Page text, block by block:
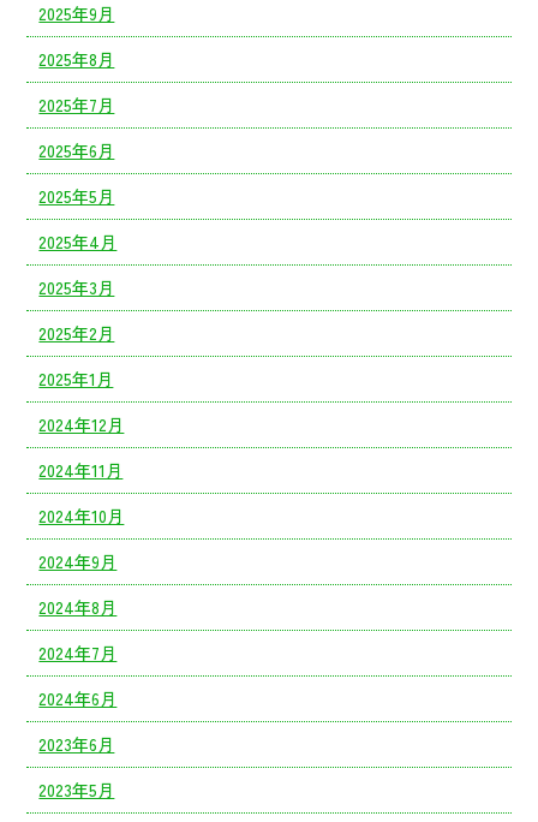
2025年9月
2025年8月
2025年7月
2025年6月
2025年5月
2025年4月
2025年3月
2025年2月
2025年1月
2024年12月
2024年11月
2024年10月
2024年9月
2024年8月
2024年7月
2024年6月
2023年6月
2023年5月